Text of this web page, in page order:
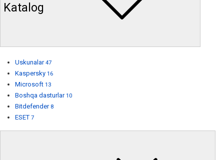
Katalog
Uskunalar 47
Kaspersky 16
Microsoft 13
Boshqa dasturlar 10
Bitdefender 8
ESET 7